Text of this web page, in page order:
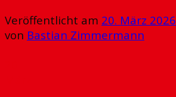
Veröffentlicht am 20. März 2026
von Bastian Zimmermann